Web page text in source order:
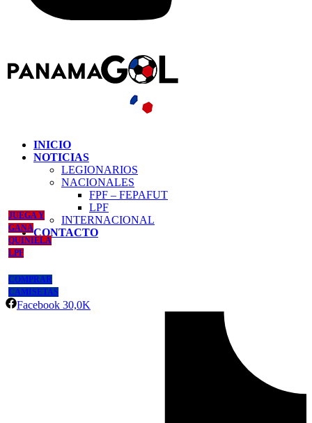
INICIO
NOTICIAS
LEGIONARIOS
NACIONALES
FPF – FEPAFUT
LPF
INTERNACIONAL
CONTACTO
JUEGA Y
GANA
QUINIELA
LPF
COMPRAR
CAMISETAS
Facebook 30,0K